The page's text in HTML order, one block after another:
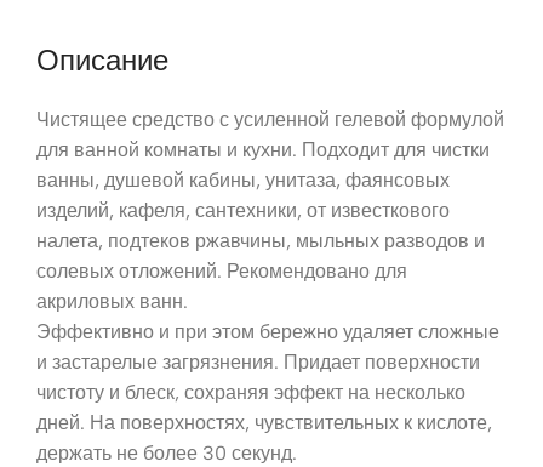
Описание
Чистящее средство с усиленной гелевой формулой
для ванной комнаты и кухни. Подходит для чистки
ванны, душевой кабины, унитаза, фаянсовых
изделий, кафеля, сантехники, от известкового
налета, подтеков ржавчины, мыльных разводов и
солевых отложений. Рекомендовано для
акриловых ванн.
Эффективно и при этом бережно удаляет сложные
и застарелые загрязнения. Придает поверхности
чистоту и блеск, сохраняя эффект на несколько
дней. На поверхностях, чувствительных к кислоте,
держать не более 30 секунд.